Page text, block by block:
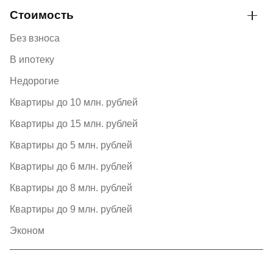
Стоимость
Без взноса
В ипотеку
Недорогие
Квартиры до 10 млн. рублей
Квартиры до 15 млн. рублей
Квартиры до 5 млн. рублей
Квартиры до 6 млн. рублей
Квартиры до 8 млн. рублей
Квартиры до 9 млн. рублей
Эконом